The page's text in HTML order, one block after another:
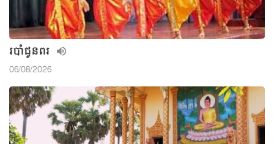
របាំជូនពរ
06/08/2026